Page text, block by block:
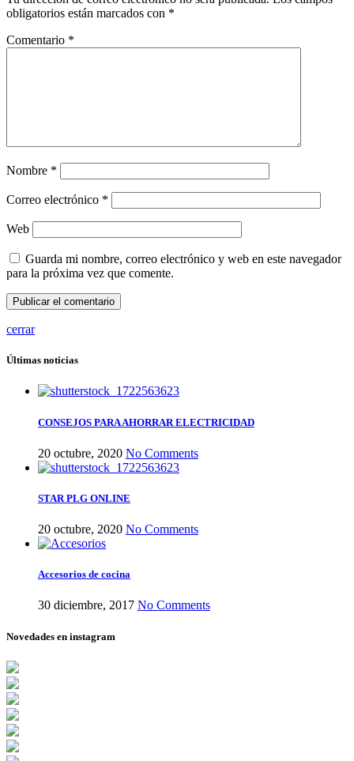
obligatorios están marcados con *
Comentario *
Nombre *
Correo electrónico *
Web
Guarda mi nombre, correo electrónico y web en este navegador
para la próxima vez que comente.
cerrar
Últimas noticias
CONSEJOS PARA AHORRAR ELECTRICIDAD
20 octubre, 2020 No Comments
STAR PLG ONLINE
20 octubre, 2020 No Comments
Accesorios de cocina
30 diciembre, 2017 No Comments
Novedades en instagram